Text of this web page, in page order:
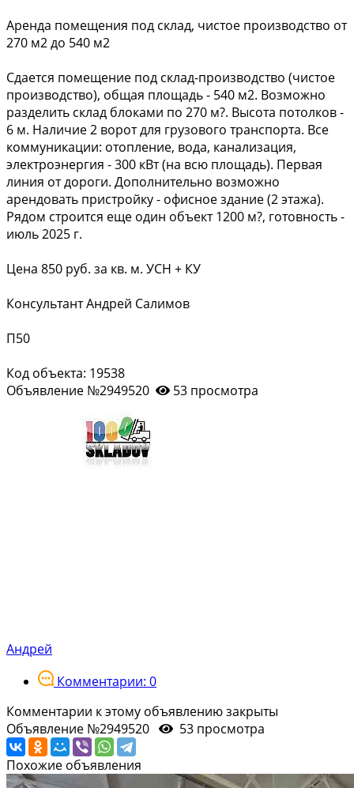
Аренда помещения под склад, чистое производство от
270 м2 до 540 м2
Сдается помещение под склад-производство (чистое
производство), общая площадь - 540 м2. Возможно
разделить склад блоками по 270 м?. Высота потолков -
6 м. Наличие 2 ворот для грузового транспорта. Все
коммуникации: отопление, вода, канализация,
электроэнергия - 300 кВт (на всю площадь). Первая
линия от дороги. Дополнительно возможно
арендовать пристройку - офисное здание (2 этажа).
Рядом строится еще один объект 1200 м?, готовность -
июль 2025 г.
Цена 850 руб. за кв. м. УСН + КУ
Консультант Андрей Салимов
П50
Код объекта: 19538
Объявление №2949520
53 просмотра
Андрей
Комментарии: 0
Комментарии к этому объявлению закрыты
Объявление №2949520
53 просмотра
Похожие объявления